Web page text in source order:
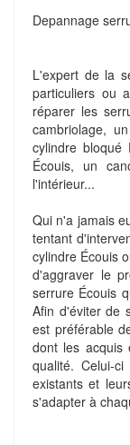
Depannage
L'expert de la
particuliers ou
réparer les
cambriolage,
cylindre
Écouis, un
l'intérieur...
Qui n'a jamais
tentant
cylindre Écouis
d'aggraver le
serrure Écouis
Afin d'éviter de
est préférable
dont les acquis
qualité. Celui-
existants et
s'adapter à